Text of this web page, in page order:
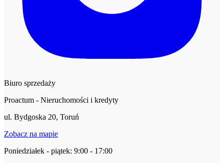
Biuro sprzedaży
Proactum - Nieruchomości i kredyty
ul. Bydgoska 20, Toruń
Zobacz na mapie
Poniedziałek - piątek: 9:00 - 17:00